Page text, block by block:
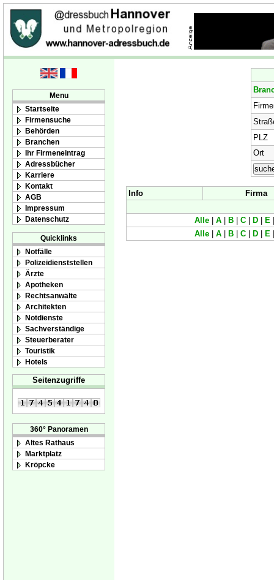
Menu
Startseite
Firmensuche
Behörden
Branchen
Ihr Firmeneintrag
Adressbücher
Karriere
Kontakt
AGB
Impressum
Datenschutz
Quicklinks
Notfälle
Polizeidienststellen
Ärzte
Apotheken
Rechtsanwälte
Architekten
Notdienste
Sachverständige
Steuerberater
Touristik
Hotels
Seitenzugriffe
360° Panoramen
Altes Rathaus
Marktplatz
Kröpcke
PLZ
Ort
Info Firma
Alle A B C D E
Alle
A B C D E